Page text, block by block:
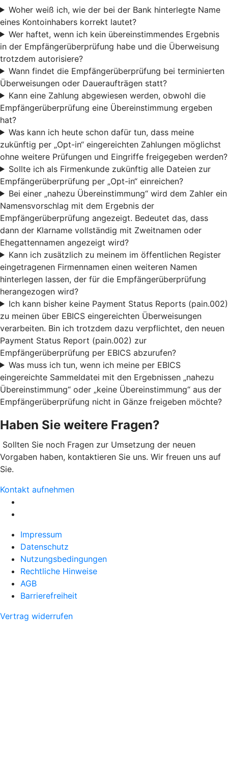
Woher weiß ich, wie der bei der Bank hinterlegte Name
eines Kontoinhabers korrekt lautet?
Wer haftet, wenn ich kein übereinstimmendes Ergebnis
in der Empfängerüberprüfung habe und die Überweisung
trotzdem autorisiere?
Wann findet die Empfängerüberprüfung bei terminierten
Überweisungen oder Daueraufträgen statt?
Kann eine Zahlung abgewiesen werden, obwohl die
Empfängerüberprüfung eine Übereinstimmung ergeben
hat?
Was kann ich heute schon dafür tun, dass meine
zukünftig per „Opt-in“ eingereichten Zahlungen möglichst
ohne weitere Prüfungen und Eingriffe freigegeben werden?
Sollte ich als Firmenkunde zukünftig alle Dateien zur
Empfängerüberprüfung per „Opt-in“ einreichen?
Bei einer „nahezu Übereinstimmung“ wird dem Zahler ein
Namensvorschlag mit dem Ergebnis der
Empfängerüberprüfung angezeigt. Bedeutet das, dass
dann der Klarname vollständig mit Zweitnamen oder
Ehegattennamen angezeigt wird?
Kann ich zusätzlich zu meinem im öffentlichen Register
eingetragenen Firmennamen einen weiteren Namen
hinterlegen lassen, der für die Empfängerüberprüfung
herangezogen wird?
Ich kann bisher keine Payment Status Reports (pain.002)
zu meinen über EBICS eingereichten Überweisungen
verarbeiten. Bin ich trotzdem dazu verpflichtet, den neuen
Payment Status Report (pain.002) zur
Empfängerüberprüfung per EBICS abzurufen?
Was muss ich tun, wenn ich meine per EBICS
eingereichte Sammeldatei mit den Ergebnissen „nahezu
Übereinstimmung“ oder „keine Übereinstimmung“ aus der
Empfängerüberprüfung nicht in Gänze freigeben möchte?
Haben Sie weitere Fragen?
Sollten Sie noch Fragen zur Umsetzung der neuen
Vorgaben haben, kontaktieren Sie uns. Wir freuen uns auf
Sie.
Kontakt aufnehmen
Impressum
Datenschutz
Nutzungsbedingungen
Rechtliche Hinweise
AGB
Barrierefreiheit
Vertrag widerrufen